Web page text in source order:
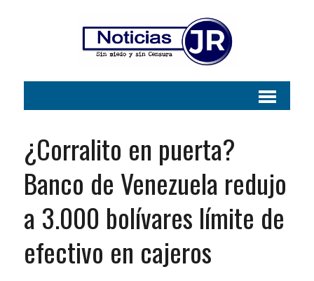
¿Corralito en puerta?
Banco de Venezuela redujo
a 3.000 bolívares límite de
efectivo en cajeros